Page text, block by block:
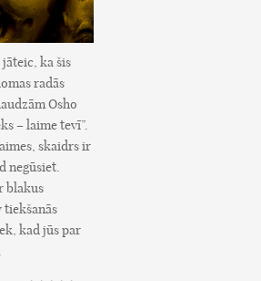
ka šis
radās
Osho
– laime tevī”.
skaidrs ir
negūsiet.
blakus
tiekšanās
kad jūs par